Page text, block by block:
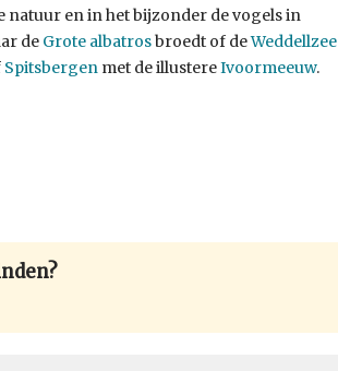
natuur en in het bijzonder de vogels in
de Grote albatrosbroedt of deWeddellzee
Spitsbergen met de illustereIvoormeeuw.